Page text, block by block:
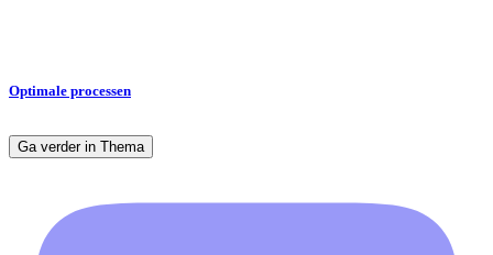
Optimale processen
Ga verder in Thema